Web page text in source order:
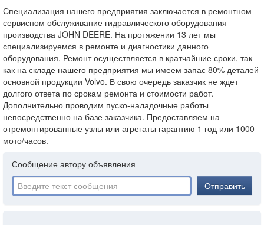
Специализация нашего предприятия заключается в ремонтном-
сервисном обслуживание гидравлического оборудования
производства JOHN DEERE. На протяжении 13 лет мы
специализируемся в ремонте и диагностики данного
оборудования. Ремонт осуществляется в кратчайшие сроки, так
как на складе нашего предприятия мы имеем запас 80% деталей
основной продукции Volvo. В свою очередь заказчик не ждет
долгого ответа по срокам ремонта и стоимости работ.
Дополнительно проводим пуско-наладочные работы
непосредственно на базе заказчика. Предоставляем на
отремонтированные узлы или агрегаты гарантию 1 год или 1000
мото/часов.
Сообщение автору объявления
Отправить